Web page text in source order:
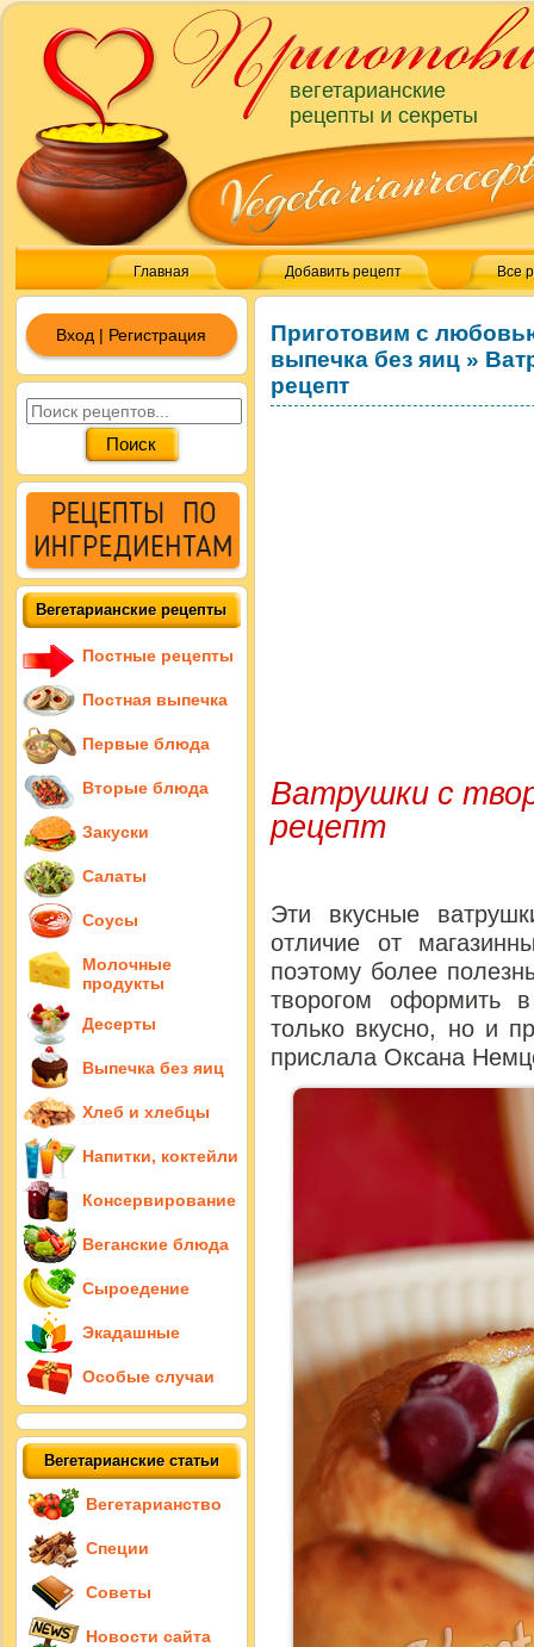
вегетарианские
рецепты и секреты
Главная Добавить рецепт Все
Приготовим с
выпечка без яиц »
рецепт
Ватрушки с
рецепт
Эти вкусные
отличие от
поэтому более
творогом оформить
только вкусно, но и
прислала Оксана
Вход | Регистрация
Вегетарианские рецепты
Постные рецепты
Постная выпечка
Первые блюда
Вторые блюда
Закуски
Салаты
Соусы
Молочные
продукты
Десерты
Выпечка без яиц
Хлеб и хлебцы
Напитки, коктейли
Консервирование
Веганские блюда
Сыроедение
Экадашные
Особые случаи
Вегетарианские статьи
Вегетарианство
Специи
Советы
Новости сайта